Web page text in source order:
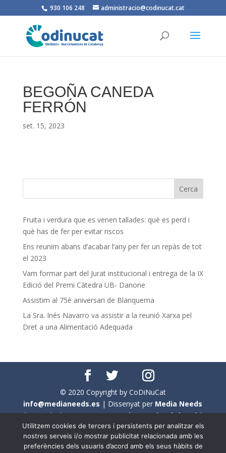
930 106 248 administracio@codinucat.cat
BEGOÑA CANEDA
FERRÓN
set. 15, 2023
Fruita i verdura que es venen tallades: què es perd i
què has de fer per evitar riscos
Ens reunim abans d’acabar l’any per fer un repàs de tot
el 2023
Vam formar part del Jurat institucional i entrega de la IX
Edició del Premi Càtedra UB- Danone
Assistim al 75è aniversari de Blanquerna
La Sra. Inés Navarro va assistir a la reunió Xarxa pel
Dret a una Alimentació Adequada
© 2020 Copyright by CoDiNuCat
info@medianeeds.es | Dissenyat per Media Needs
| Tots els drets reservats aCoDiNuCat |Avís legal|
Avís per cookies
En aquest web s'ha tingut en compte l'ús no sexista del
Utilitzem cookies de tercers i persistents per analitzar els
nostres serveis i/o mostrar publicitat relacionada amb les
preferències dels usuaris d’acord amb els seus hàbits de